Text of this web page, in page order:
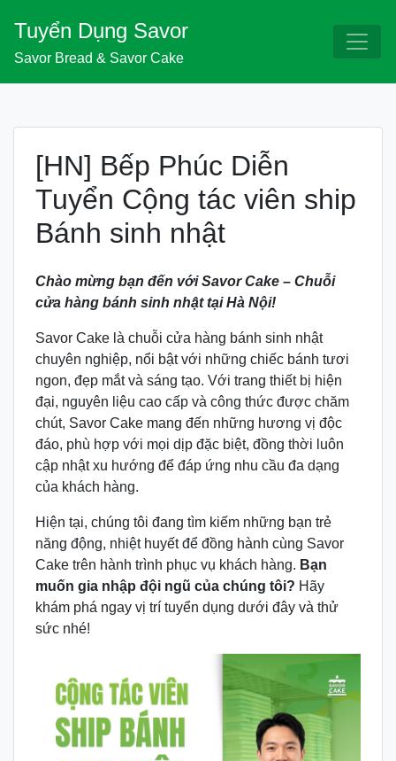
content
Tuyển Dụng Savor
Savor Bread & Savor Cake
[HN] Bếp Phúc Diễn
Tuyển Cộng tác viên ship
Bánh sinh nhật
Chào mừng bạn đến với Savor Cake – Chuỗi
cửa hàng bánh sinh nhật tại Hà Nội!
Savor Cake là chuỗi cửa hàng bánh sinh nhật
chuyên nghiệp, nổi bật với những chiếc bánh tươi
ngon, đẹp mắt và sáng tạo. Với trang thiết bị hiện
đại, nguyên liệu cao cấp và công thức được chăm
chút, Savor Cake mang đến những hương vị độc
đáo, phù hợp với mọi dịp đặc biệt, đồng thời luôn
cập nhật xu hướng để đáp ứng nhu cầu đa dạng
của khách hàng.
Hiện tại, chúng tôi đang tìm kiếm những bạn trẻ
năng động, nhiệt huyết để đồng hành cùng Savor
Cake trên hành trình phục vụ khách hàng. Bạn
muốn gia nhập đội ngũ của chúng tôi? Hãy
khám phá ngay vị trí tuyển dụng dưới đây và thử
sức nhé!